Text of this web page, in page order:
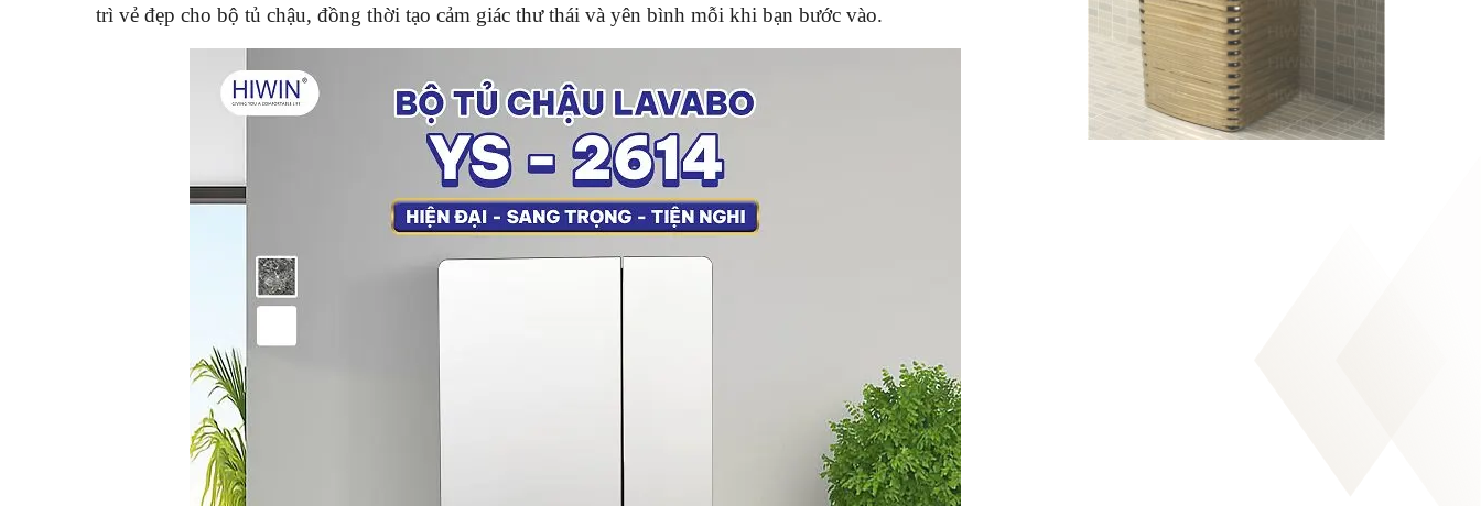
trì vẻ đẹp cho bộ tủ chậu, đồng thời tạo cảm giác thư thái và yên bình mỗi khi bạn bước vào.